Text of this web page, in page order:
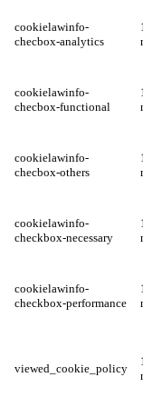
cookielawinfo-
checbox-analytics
cookielawinfo-
checbox-functional
cookielawinfo-
checbox-others
cookielawinfo-
checkbox-necessary
cookielawinfo-
checkbox-performance
viewed_cookie_policy